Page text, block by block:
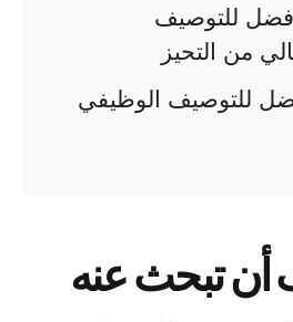
للتوصيف
من التحيز
للتوصيف الوظيفي
أن تبحث عنه